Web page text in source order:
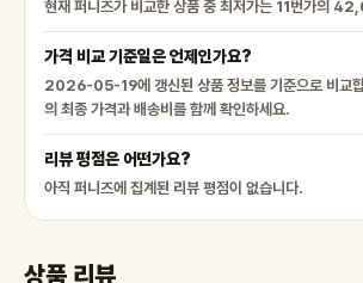
현재 퍼니즈가 비교한 상품 중 최저가는 11번가의
가격 비교 기준일은 언제인가요?
2026-05-19에 갱신된 상품 정보를 기준으로 비교합
의 최종 가격과 배송비를 함께 확인하세요.
리뷰 평점은 어떤가요?
아직 퍼니즈에 집계된 리뷰 평점이 없습니다.
상품 리뷰